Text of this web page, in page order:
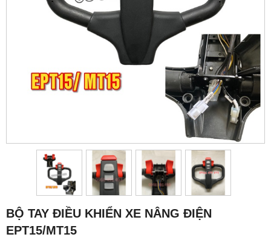
BỘ TAY ĐIỀU KHIỂN XE NÂNG ĐIỆN
EPT15/MT15